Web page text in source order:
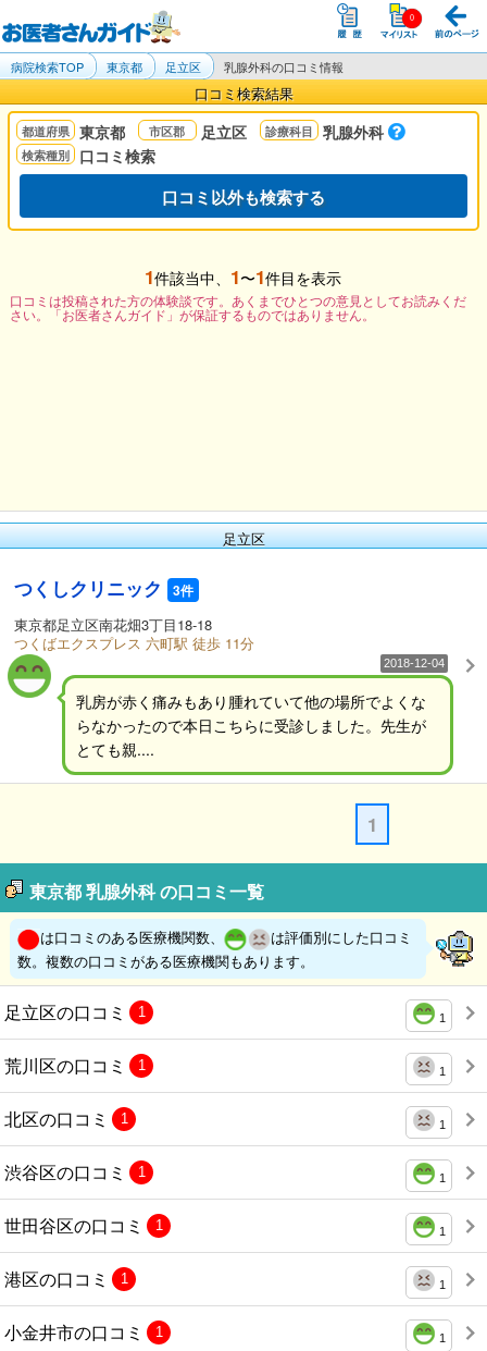
病院検索TOP 東京都 足立区 乳腺外科の口コミ情報
口コミ検索結果
東京都 足立区
乳腺外科
口コミ検索
口コミ以外も検索する
1件該当中、 1〜1件目を表示
口コミは投稿された方の体験談です。あくまでひとつの意見としてお読みくだ
さい。「お医者さんガイド」が保証するものではありません。
足立区
つくしクリニック 3件
東京都足立区南花畑3丁目18-18
つくばエクスプレス 六町駅 徒歩 11分
2018-12-04
乳房が赤く痛みもあり腫れていて他の場所でよくな
らなかったので本日こちらに受診しました。先生が
とても親....
1
東京都 乳腺外科 の口コミ一覧
は口コミのある医療機関数、
は評価別にした口コミ
数。複数の口コミがある医療機関もあります。
足立区の口コミ 1
1
荒川区の口コミ 1
1
北区の口コミ 1
1
渋谷区の口コミ 1
1
世田谷区の口コミ 1
1
港区の口コミ 1
1
小金井市の口コミ 1
1